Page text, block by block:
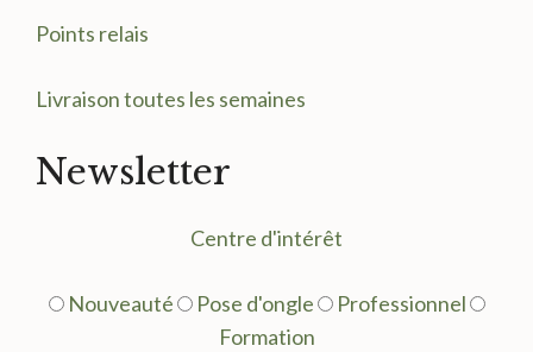
Points relais
Livraison toutes les semaines
Newsletter
Centre d'intérêt
Nouveauté Pose d'ongle
Professionnel
Formation